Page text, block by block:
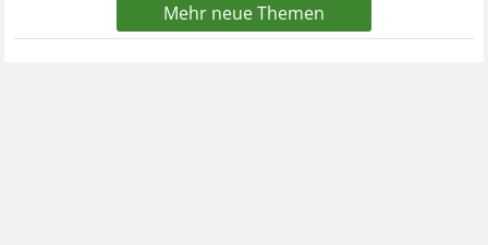
Mehr neue Themen